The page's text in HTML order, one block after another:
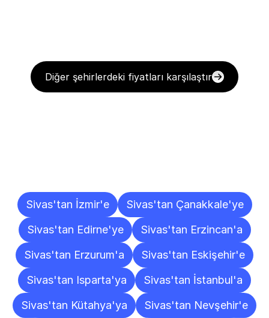
Diğer şehirlerdeki fiyatları karşılaştır
Sivas'tan İzmir'e
Sivas'tan Çanakkale'ye
Sivas'tan Edirne'ye
Sivas'tan Erzincan'a
Sivas'tan Erzurum'a
Sivas'tan Eskişehir'e
Sivas'tan Isparta'ya
Sivas'tan İstanbul'a
Sivas'tan Kütahya'ya
Sivas'tan Nevşehir'e